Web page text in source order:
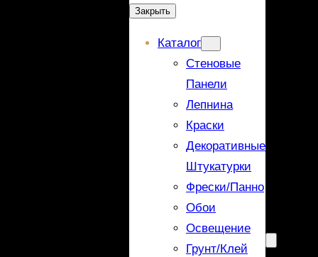
Закрыть
Каталог
Стеновые
Панели
Лепнина
Краски
Декоративные
Штукатурки
Фрески/панно
Обои
Освещение
Грунт/Клей